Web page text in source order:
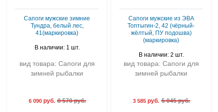
Сапоги мужские зимние
Тундра, белый лес,
41(маркировка)
В наличии: 1 шт.
вид товара: Сапоги для
зимней рыбалки
6 090руб. 8 570 руб.
Сапоги мужские из ЭВА
Топтыгин-2, 42 (чёрный-
жёлтый, ПУ подошва)
(маркировка)
В наличии: 2 шт.
вид товара: Сапоги для
зимней рыбалки
3 585руб. 5 045 руб.